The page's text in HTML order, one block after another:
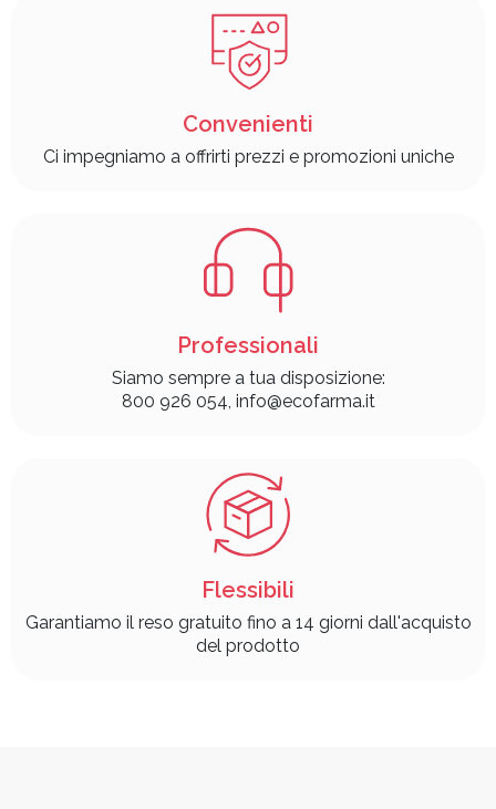
Convenienti
Ci impegniamo a offrirti prezzi e promozioni uniche
Professionali
Siamo sempre a tua disposizione:
800 926 054, info@ecofarma.it
Flessibili
Garantiamo il reso gratuito fino a 14 giorni dall'acquisto
del prodotto